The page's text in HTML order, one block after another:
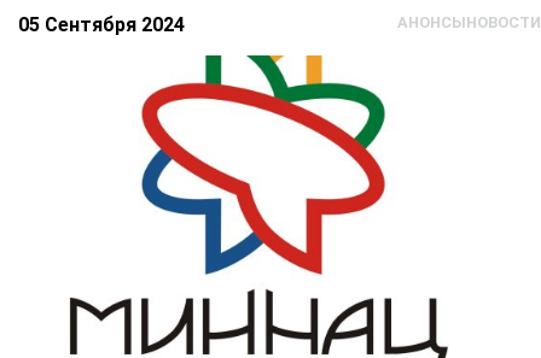
05 Сентября 2024 АНОНСЫНОВОСТИ